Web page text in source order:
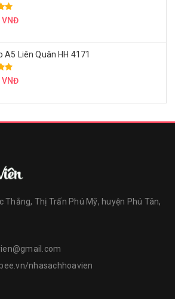
VNĐ
A5 Liên Quân HH 4171
VNĐ
Thắng, Thị Trấn Phú Mỹ, huyện Phú Tân,
nhasachhoavien